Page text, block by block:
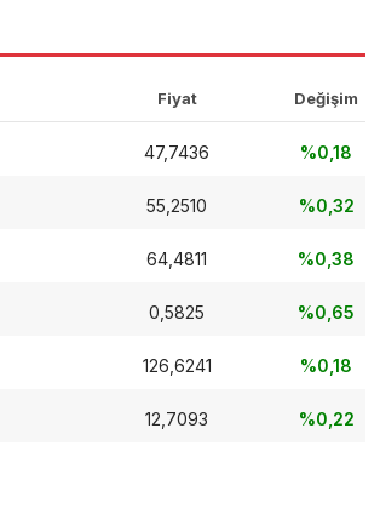
Fiyat Değişim
47,7436 %0,18
55,2510 %0,32
64,4811 %0,38
0,5825 %0,65
126,6241 %0,18
12,7093 %0,22